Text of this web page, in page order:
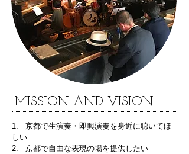
​MISSION AND VISION
1. 京都で生演奏・即興演奏を身近に聴いてほ
しい
2. 京都で自由な表現の場を提供したい